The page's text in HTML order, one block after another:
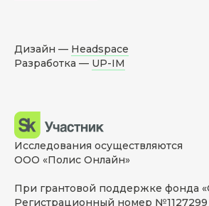
Дизайн — Headspace
Разработка — UP-IM
Исследования осуществляются
ООО «Полис Онлайн»
При грантовой поддержке фонда
Регистрационный номер №1127299